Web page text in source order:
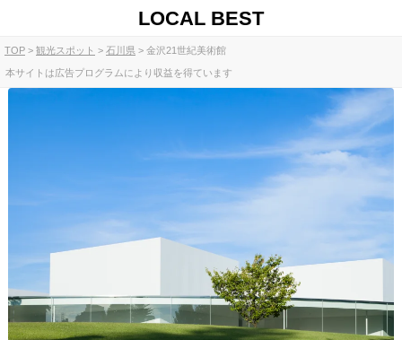
LOCAL BEST
TOP 観光スポット 石川県 金沢21世紀美術館
本サイトは広告プログラムにより収益を得ています